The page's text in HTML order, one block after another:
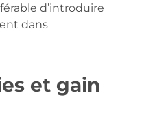
d’introduire
dans
et gain